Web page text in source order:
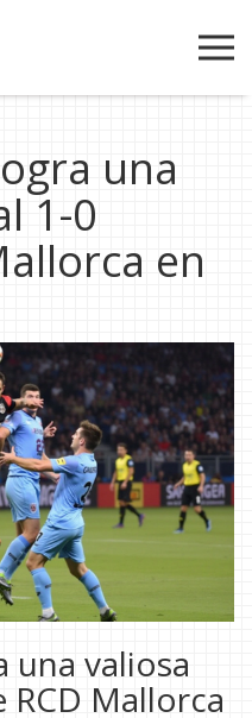
una
1-0
en
una valiosa
Mallorca